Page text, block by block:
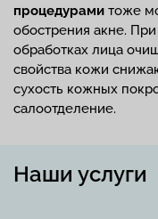
процедурами тоже
обострения акне.
обработках лица
свойства кожи
сухость кожных
салоотделение.
Наши услуги